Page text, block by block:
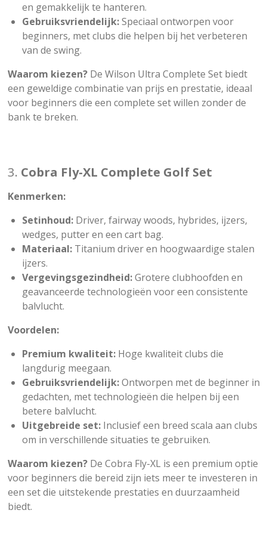
en gemakkelijk te hanteren.
Gebruiksvriendelijk:Speciaal ontworpen voor
beginners, met clubs die helpen bij het verbeteren
van de swing.
Waarom kiezen?De Wilson Ultra Complete Set biedt
een geweldige combinatie van prijs en prestatie, ideaal
voor beginners die een complete set willen zonder de
bank te breken.
3. Cobra Fly-XL Complete Golf Set
Kenmerken:
Setinhoud:Driver, fairway woods, hybrides, ijzers,
wedges, putter en een cart bag.
Materiaal:Titanium driver en hoogwaardige stalen
ijzers.
Vergevingsgezindheid:Grotere clubhoofden en
geavanceerde technologieën voor een consistente
balvlucht.
Voordelen:
Premium kwaliteit:Hoge kwaliteit clubs die
langdurig meegaan.
Gebruiksvriendelijk:Ontworpen met de beginner in
gedachten, met technologieën die helpen bij een
betere balvlucht.
Uitgebreide set:Inclusief een breed scala aan clubs
om in verschillende situaties te gebruiken.
Waarom kiezen?De Cobra Fly-XL is een premium optie
voor beginners die bereid zijn iets meer te investeren in
een set die uitstekende prestaties en duurzaamheid
biedt.